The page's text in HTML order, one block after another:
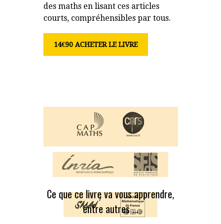
des maths en lisant ces articles
courts, compréhensibles par tous.
14€90 ACHETER LE LIVRE
Ce que ce livre va vous apprendre,
entre autres …